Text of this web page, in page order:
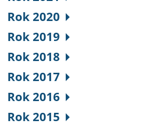
Rok 2020
Rok 2019
Rok 2018
Rok 2017
Rok 2016
Rok 2015